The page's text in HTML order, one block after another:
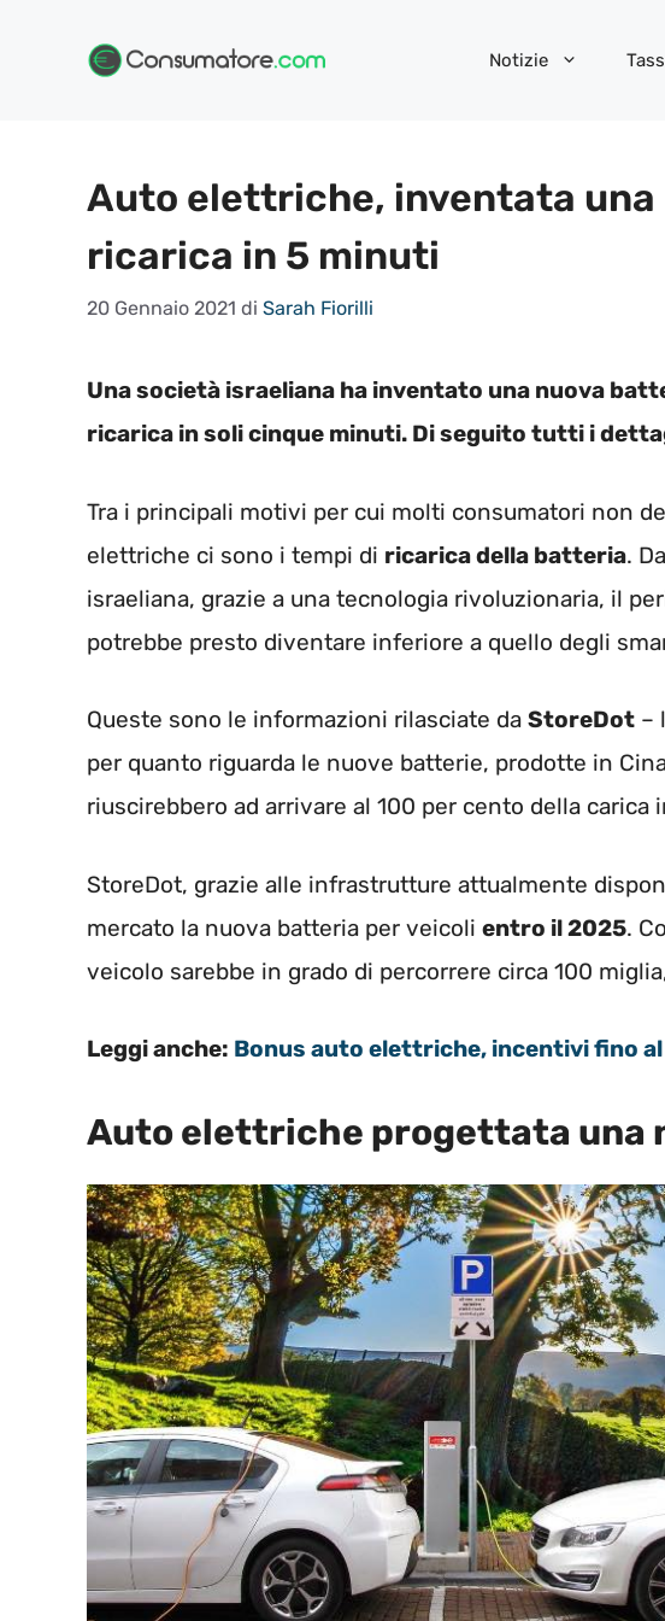
Notizie
Auto elettriche, inventata
ricarica in 5 minuti
20 Gennaio 2021 di Sarah Fiorilli
Una società israeliana ha inventato una nuova
ricarica in soli cinque minuti. Di seguito tutti i
Tra i principali motivi per cui molti consumatori non
elettriche ci sono i tempi di ricarica della batteria.
israeliana, grazie a una tecnologia rivoluzionaria, il
potrebbe presto diventare inferiore a quello degli
Queste sono le informazioni rilasciate da StoreDot –
per quanto riguarda le nuove batterie, prodotte in
riuscirebbero ad arrivare al 100 per cento della carica
StoreDot, grazie alle infrastrutture attualmente
mercato la nuova batteria per veicoli entro il 2025.
veicolo sarebbe in grado di percorrere circa 100
Leggi anche: Bonus auto elettriche, incentivi fino
Auto elettriche progettata una